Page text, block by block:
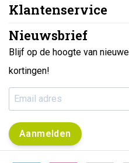
Klantenservice
Nieuwsbrief
Blijf op de hoogte van
kortingen!
Aanmelden